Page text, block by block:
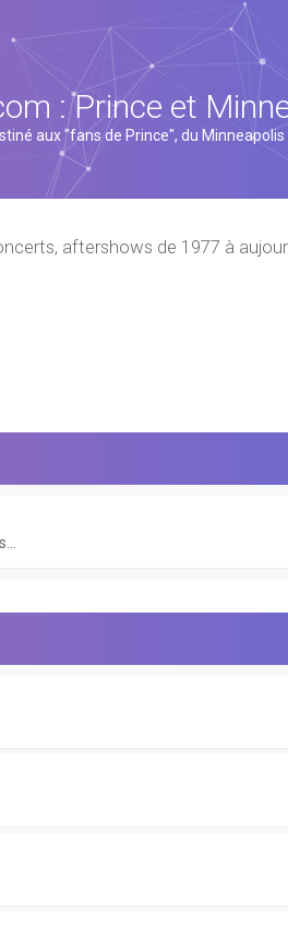
: Prince et
aux "fans de Prince", du Minneapolis
aftershows de 1977 à